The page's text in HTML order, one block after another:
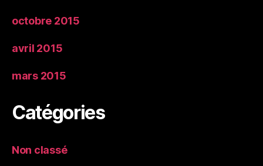
octobre 2015
avril 2015
mars 2015
Catégories
Non classé